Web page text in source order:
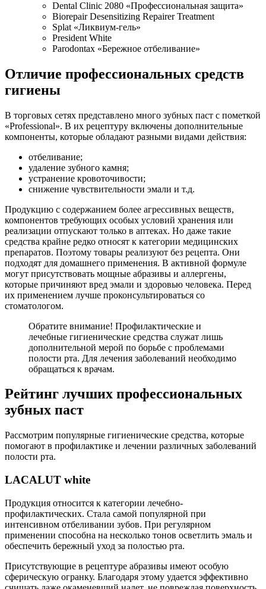
Dental Clinic 2080 «Профессиональная защита»
Biorepair Desensitizing Repairer Treatment
Splat «Ликвиум-гель»
President White
Parodontax «Бережное отбеливание»
Отличие профессиональных средств
гигиены
В торговых сетях представлено много зубных паст с пометкой
«Professional». В их рецептуру включены дополнительные
компоненты, которые обладают разными видами действия:
отбеливание;
удаление зубного камня;
устранение кровоточивости;
снижение чувствительности эмали и т.д.
Продукцию с содержанием более агрессивных веществ,
компонентов требующих особых условий хранения или
реализации отпускают только в аптеках. Но даже такие
средства крайне редко относят к категории медицинских
препаратов. Поэтому товары реализуют без рецепта. Они
подходят для домашнего применения. В активной формуле
могут присутствовать мощные абразивы и аллергены,
которые причиняют вред эмали и здоровью человека. Перед
их применением лучше проконсультироваться со
стоматологом.
Обратите внимание! Профилактические и
лечебные гигиенические средства служат лишь
дополнительной мерой по борьбе с проблемами
полости рта. Для лечения заболеваний необходимо
обращаться к врачам.
Рейтинг лучших профессиональных
зубных паст
Рассмотрим популярные гигиенические средства, которые
помогают в профилактике и лечении различных заболеваний
полости рта.
LACALUT white
Продукция относится к категории лечебно-
профилактических. Стала самой популярной при
интенсивном отбеливании зубов. При регулярном
применении способна на несколько тонов осветлить эмаль и
обеспечить бережный уход за полостью рта.
Присутствующие в рецептуре абразивы имеют особую
сферическую огранку. Благодаря этому удается эффективно